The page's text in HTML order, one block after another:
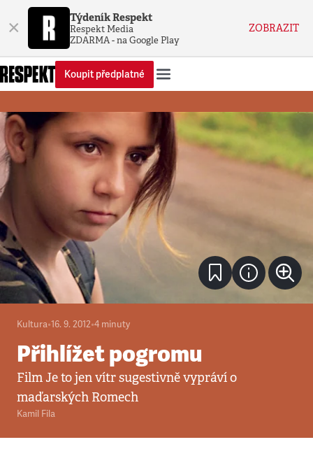
× Týdeník Respekt
Respekt Media
ZDARMA - na Google Play
ZOBRAZIT
Koupit předplatné
Kultura•16. 9. 2012•4 minuty
Přihlížet pogromu
Film Je to jen vítr sugestivně vypráví o
maďarských Romech
Kamil Fila